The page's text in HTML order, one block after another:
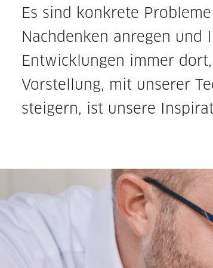
Es sind konkrete
Nachdenken anregen und
Entwicklungen immer
Vorstellung, mit unserer
steigern, ist unsere